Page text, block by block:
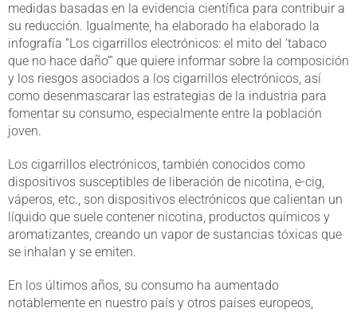
medidas basadas en la evidencia científica para contribuir a
su reducción. Igualmente, ha elaborado ha elaborado la
infografía “Los cigarrillos electrónicos: el mito del ‘tabaco
que no hace daño’” que quiere informar sobre la composición
y los riesgos asociados a los cigarrillos electrónicos, así
como desenmascarar las estrategias de la industria para
fomentar su consumo, especialmente entre la población
joven.
Los cigarrillos electrónicos, también conocidos como
dispositivos susceptibles de liberación de nicotina, e-cig,
váperos, etc., son dispositivos electrónicos que calientan un
líquido que suele contener nicotina, productos químicos y
aromatizantes, creando un vapor de sustancias tóxicas que
se inhalan y se emiten.
En los últimos años, su consumo ha aumentado
notablemente en nuestro país y otros países europeos,